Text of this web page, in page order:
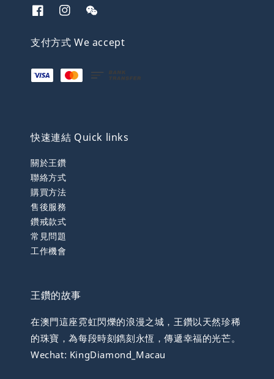
支付方式 We accept
快速連結 Quick links
關於王鑽
聯絡方式
購買方法
售後服務
鑽戒款式
常見問題
工作機會
王鑽的故事
在澳門這座霓虹閃爍的浪漫之城，王鑽以天然珍稀
的珠寶，為每段時刻鐫刻永恆，傳遞幸福的光芒。
Wechat: KingDiamond_Macau